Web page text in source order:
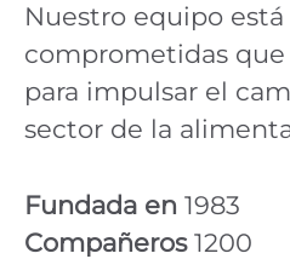
Nuestro equipo
comprometidas
para impulsar el
sector de la
Fundada en 1983
Compañeros 1200